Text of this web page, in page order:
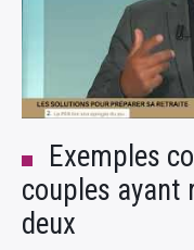
Exemples
couples ayant
deux